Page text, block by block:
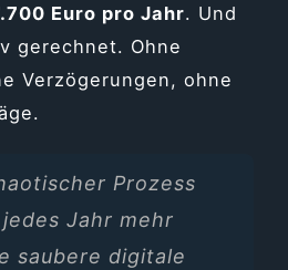
Euro pro Jahr. Und
gerechnet. Ohne
Verzögerungen, ohne
Prozess
Jahr mehr
saubere digitale